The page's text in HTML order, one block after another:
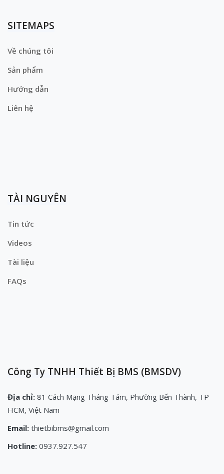
SITEMAPS
Về chúng tôi
Sản phẩm
Hướng dẫn
Liên hệ
TÀI NGUYÊN
Tin tức
Videos
Tài liệu
FAQs
Công Ty TNHH Thiết Bị BMS (BMSDV)
Địa chỉ: 81 Cách Mạng Tháng Tám, Phường Bến Thành, TP
HCM, Việt Nam
Email: thietbibms@gmail.com
Hotline: 0937.927.547